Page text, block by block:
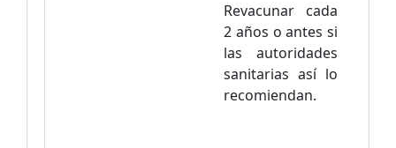
Revacunar cada
2 años o antes si
las autoridades
sanitarias así lo
recomiendan.